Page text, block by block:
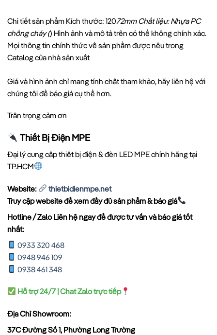
Chi tiết sản phẩm Kích thước: 12072mm Chất liệu: Nhựa PC
chống cháy () Hình ảnh và mô tả trên có thể không chính xác.
Mọi thông tin chính thức về sản phẩm được nêu trong
Catalog của nhà sản xuất
Giá và hình ảnh chỉ mang tính chất tham khảo, hãy liên hệ với
chúng tôi để báo giá cụ thể hơn.
Trân trọng cảm ơn
Thiết Bị Điện MPE
Đại lý cung cấp thiết bị điện & đèn LED MPE chính hãng tại
TP.HCM
Website:
thietbidienmpe.net
Truy cập website để xem đầy đủ sản phẩm & báo giá
Hotline / Zalo Liên hệ ngay để được tư vấn và báo giá tốt
nhất:
0933 320 468
0948 946 109
0938 461 348
Hỗ trợ 24/7 | Chat Zalo trực tiếp
Địa Chỉ Showroom:
37C Đường Số 1, Phường Long Trường